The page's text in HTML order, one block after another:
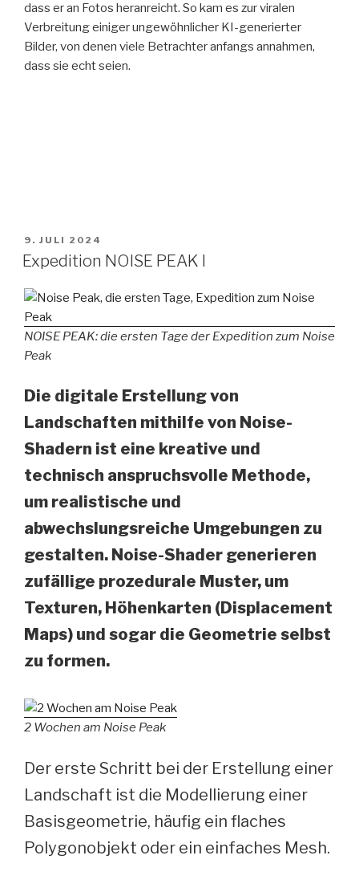
dass er an Fotos heranreicht. So kam es zur viralen
Verbreitung einiger ungewöhnlicher KI-generierter
Bilder, von denen viele Betrachter anfangs annahmen,
dass sie echt seien.
VERÖFFENTLICHT
AM
9. JULI 2024
Expedition NOISE PEAK I
NOISE PEAK: die ersten Tage der Expedition zum Noise
Peak
Die digitale Erstellung von
Landschaften mithilfe von Noise-
Shadern ist eine kreative und
technisch anspruchsvolle Methode,
um realistische und
abwechslungsreiche Umgebungen zu
gestalten. Noise-Shader generieren
zufällige prozedurale Muster, um
Texturen, Höhenkarten (Displacement
Maps) und sogar die Geometrie selbst
zu formen.
2 Wochen am Noise Peak
Der erste Schritt bei der Erstellung einer
Landschaft ist die Modellierung einer
Basisgeometrie, häufig ein flaches
Polygonobjekt oder ein einfaches Mesh.